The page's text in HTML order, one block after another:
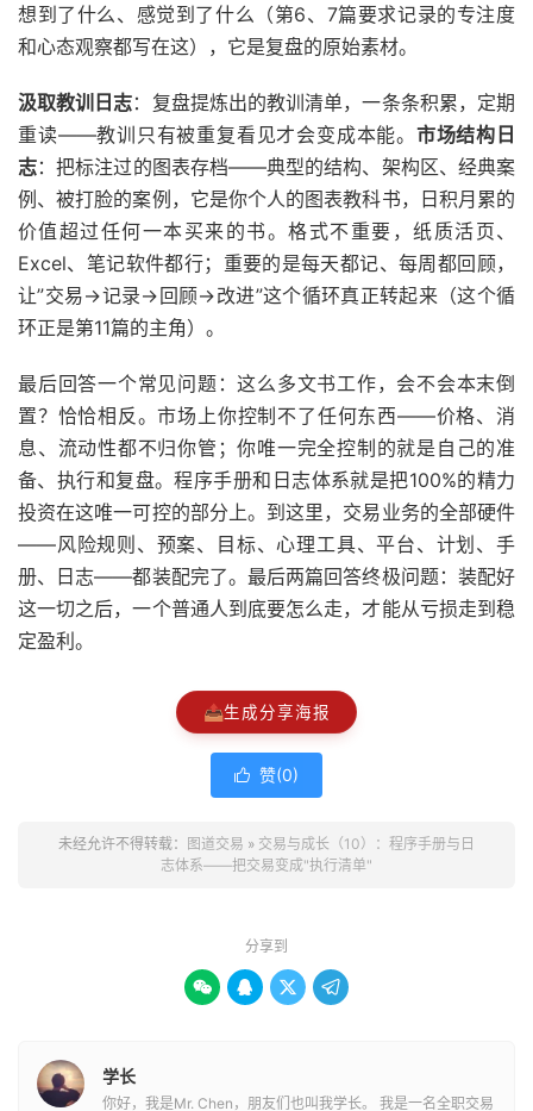
想到了什么、感觉到了什么（第6、7篇要求记录的专注度
和心态观察都写在这），它是复盘的原始素材。
汲取教训日志：复盘提炼出的教训清单，一条条积累，定期
重读——教训只有被重复看见才会变成本能。 市场结构日
志：把标注过的图表存档——典型的结构、架构区、经典案
例、被打脸的案例，它是你个人的图表教科书，日积月累的
价值超过任何一本买来的书。格式不重要，纸质活页、
Excel、笔记软件都行；重要的是每天都记、每周都回顾，
让”交易→记录→回顾→改进”这个循环真正转起来（这个循
环正是第11篇的主角）。
最后回答一个常见问题：这么多文书工作，会不会本末倒
置？恰恰相反。市场上你控制不了任何东西——价格、消
息、流动性都不归你管；你唯一完全控制的就是自己的准
备、执行和复盘。程序手册和日志体系就是把100%的精力
投资在这唯一可控的部分上。到这里，交易业务的全部硬件
——风险规则、预案、目标、心理工具、平台、计划、手
册、日志——都装配完了。最后两篇回答终极问题：装配好
这一切之后，一个普通人到底要怎么走，才能从亏损走到稳
定盈利。
📤生成分享海报
 赞(0)
未经允许不得转载： 图道交易 » 交易与成长（10）：程序手册与日
志体系——把交易变成"执行清单"
分享到
   
学长
你好，我是Mr. Chen，朋友们也叫我学长。 我是一名全职交易